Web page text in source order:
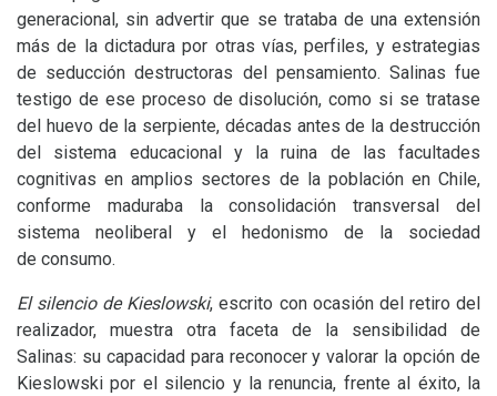
generacional, sin advertir que se trataba de una extensión
más de la dictadura por otras vías, perfiles, y estrategias
de seducción destructoras del pensamiento. Salinas fue
testigo de ese proceso de disolución, como si se tratase
del huevo de la serpiente, décadas antes de la destrucción
del sistema educacional y la ruina de las facultades
cognitivas en amplios sectores de la población en Chile,
conforme maduraba la consolidación transversal del
sistema neoliberal y el hedonismo de la sociedad
de consumo.
El silencio de Kieslowski, escrito con ocasión del retiro del
realizador, muestra otra faceta de la sensibilidad de
Salinas: su capacidad para reconocer y valorar la opción de
Kieslowski por el silencio y la renuncia, frente al éxito, la